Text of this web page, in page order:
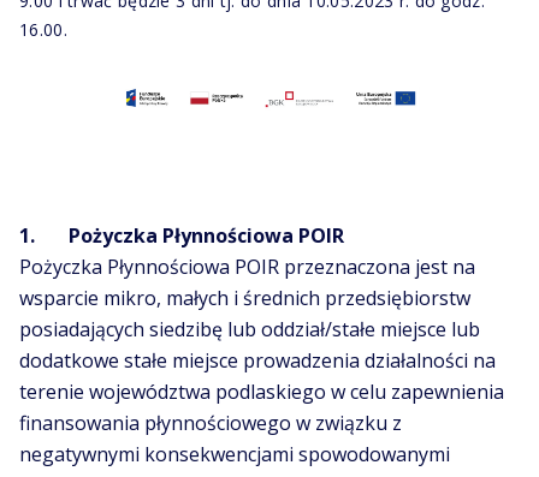
16.00.
1. Pożyczka Płynnościowa POIR
Pożyczka Płynnościowa POIR przeznaczona jest na
wsparcie mikro, małych i średnich przedsiębiorstw
posiadających siedzibę lub oddział/stałe miejsce lub
dodatkowe stałe miejsce prowadzenia działalności na
terenie województwa podlaskiego w celu zapewnienia
finansowania płynnościowego w związku z
negatywnymi konsekwencjami spowodowanymi